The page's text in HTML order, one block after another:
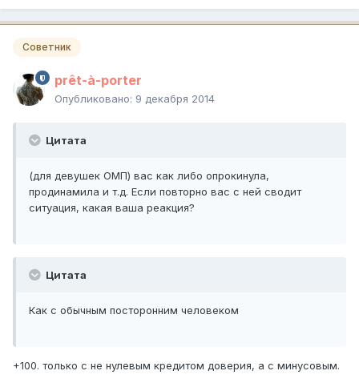
Советник
prêt-à-porter
Опубликовано: 9 декабря 2014
Цитата
(для девушек ОМП) вас как либо опрокинула,
продинамила и т.д. Если повторно вас с ней сводит
ситуация, какая ваша реакция?
Цитата
Как с обычным посторонним человеком
+100. только с не нулевым кредитом доверия, а с минусовым.